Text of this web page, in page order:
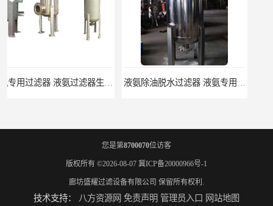
液氨除油脱水过滤器 液氨专用过滤器
您是第8700070位访客
版权所有 ©2026-08-07 冀ICP备20000966号-1
廊坊盛耀过滤设备有限公司 保留所有权利.
技术支持： 八方资源网 免责声明 管理员入口 网站地图